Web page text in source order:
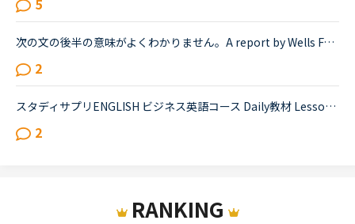
5
次の文の後半の意味がよくわかりません。A report by Wells Fargo economists shows that access to childcare can increase participation in work among mothers and improving childcare options means a larg...
2
スタディサプリENGLISH ビジネス英語コース Daily教材 Lesson 8 の中に、Your colleague says they're relieved they could finish a difficult job. Tell them they'll succeed in any job in any field.Your c...
2
RANKING